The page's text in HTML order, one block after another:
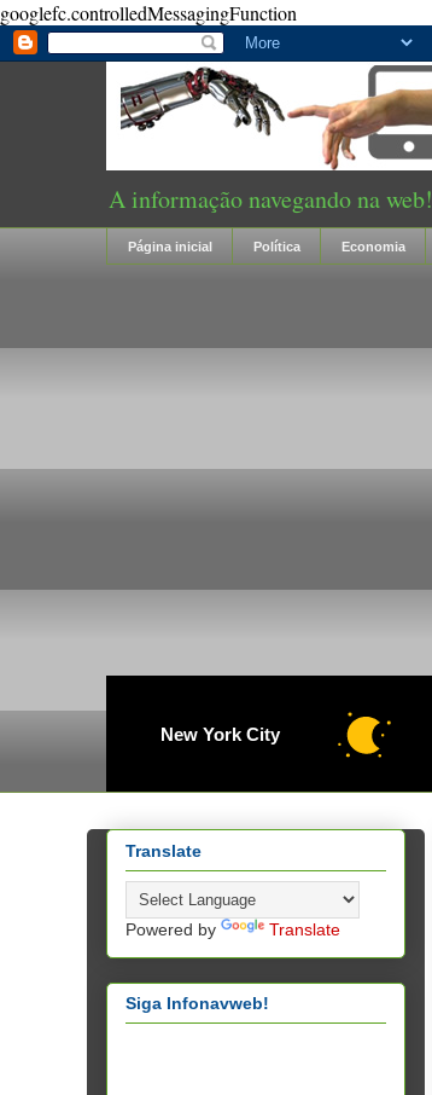
googlefc.controlledMessagingFunction
A informação navegando na web!
Página inicial Política Economia
New York City
Translate
Powered by Translate
Siga Infonavweb!